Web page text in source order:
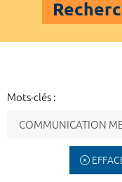
Mots-clés :